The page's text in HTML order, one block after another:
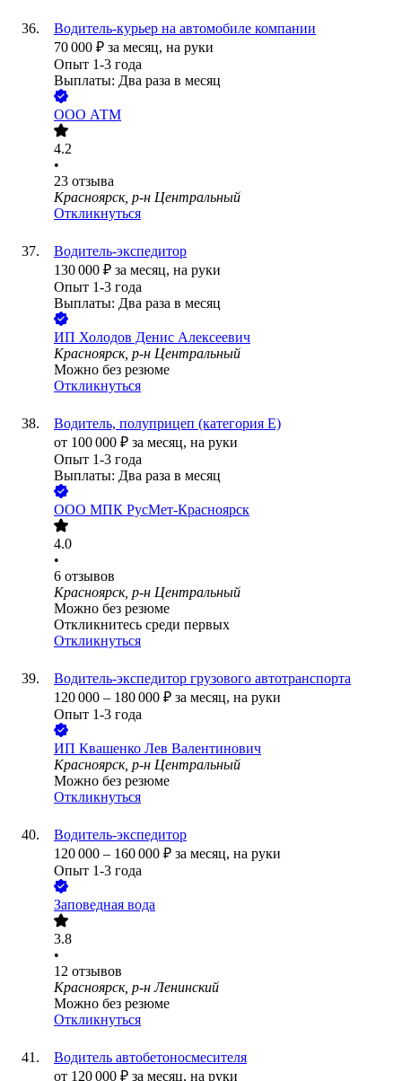
Водитель-курьер на автомобиле компании
70 000 ₽ за месяц, на руки
Опыт 1-3 года
Выплаты: Два раза в месяц
ООО АТМ
4.2
•
23 отзыва
Красноярск, р-н Центральный
Откликнуться
Водитель-экспедитор
130 000 ₽ за месяц, на руки
Опыт 1-3 года
Выплаты: Два раза в месяц
ИП Холодов Денис Алексеевич
Красноярск, р-н Центральный
Можно без резюме
Откликнуться
Водитель, полуприцеп (категория Е)
от 100 000 ₽ за месяц, на руки
Опыт 1-3 года
Выплаты: Два раза в месяц
ООО МПК РусМет-Красноярск
4.0
•
6 отзывов
Красноярск, р-н Центральный
Можно без резюме
Откликнитесь среди первых
Откликнуться
Водитель-экспедитор грузового автотранспорта
120 000 – 180 000 ₽ за месяц, на руки
Опыт 1-3 года
ИП Квашенко Лев Валентинович
Красноярск, р-н Центральный
Можно без резюме
Откликнуться
Водитель-экспедитор
120 000 – 160 000 ₽ за месяц, на руки
Опыт 1-3 года
Заповедная вода
3.8
•
12 отзывов
Красноярск, р-н Ленинский
Можно без резюме
Откликнуться
Водитель автобетоносмесителя
от 120 000 ₽ за месяц, на руки